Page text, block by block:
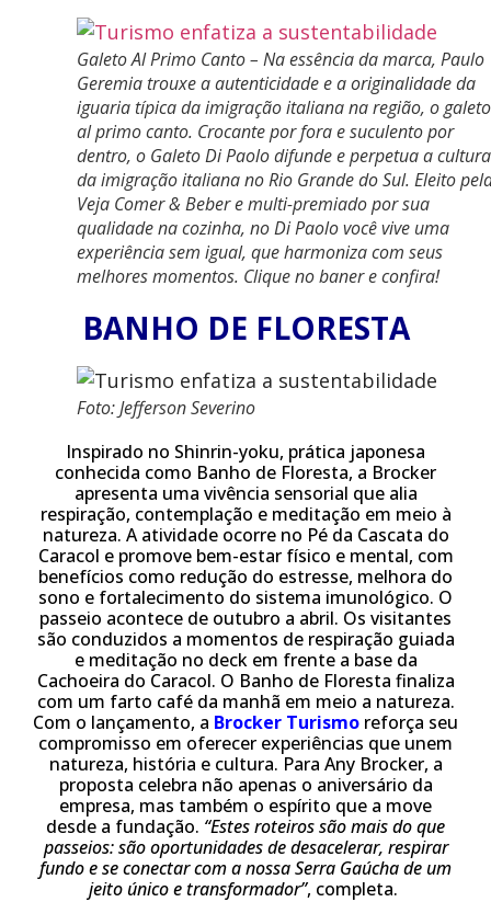
Galeto Al Primo Canto – Na essência da marca, Paulo
Geremia trouxe a autenticidade e a originalidade da
iguaria típica da imigração italiana na região, o galeto
al primo canto. Crocante por fora e suculento por
dentro, o Galeto Di Paolo difunde e perpetua a cultura
da imigração italiana no Rio Grande do Sul. Eleito
Veja Comer & Beber e multi-premiado por sua
qualidade na cozinha, no Di Paolo você vive uma
experiência sem igual, que harmoniza com seus
melhores momentos. Clique no baner e confira!
BANHO DE FLORESTA
Foto: Jefferson Severino
Inspirado no Shinrin-yoku, prática japonesa
conhecida como Banho de Floresta, a Brocker
apresenta uma vivência sensorial que alia
respiração, contemplação e meditação em meio à
natureza. A atividade ocorre no Pé da Cascata do
Caracol e promove bem-estar físico e mental, com
benefícios como redução do estresse, melhora do
sono e fortalecimento do sistema imunológico. O
passeio acontece de outubro a abril. Os visitantes
são conduzidos a momentos de respiração guiada
e meditação no deck em frente a base da
Cachoeira do Caracol. O Banho de Floresta finaliza
com um farto café da manhã em meio a natureza.
Com o lançamento, a Brocker Turismo reforça seu
compromisso em oferecer experiências que unem
natureza, história e cultura. Para Any Brocker, a
proposta celebra não apenas o aniversário da
empresa, mas também o espírito que a move
desde a fundação. “Estes roteiros são mais do que
passeios: são oportunidades de desacelerar, respirar
fundo e se conectar com a nossa Serra Gaúcha de um
jeito único e transformador”, completa.